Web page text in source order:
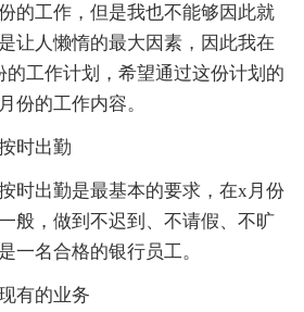
的工作，但是我也不能够因此就
让人懒惰的最大因素，因此我在
工作计划，希望通过这份计划的
份的工作内容。
时出勤
时出勤是最基本的要求，在x月份
般，做到不迟到、不请假、不旷
一名合格的银行员工。
有的业务